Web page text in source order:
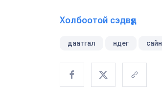
Холбоотой сэдвүүд
даатгал ндег